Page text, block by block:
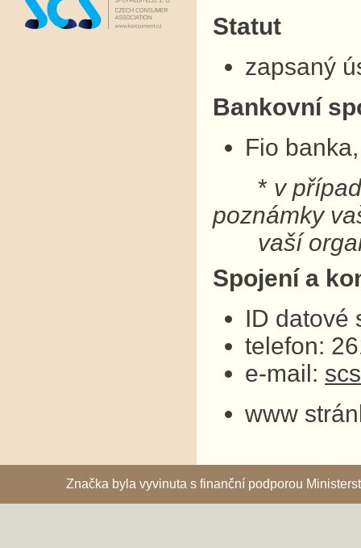
Statut
zapsaný
Bankovní
Fio
* v
poznámky
vaší
Spojení a
ID datové
telefon:
e-mail:
www
Značka byla vyvinuta s finanční podporou